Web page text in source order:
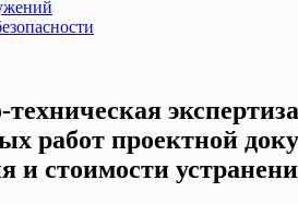
техническая
работ проектной
и стоимости